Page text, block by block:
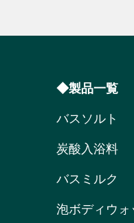
◆製品一覧
バスソルト
炭酸入浴料
バスミルク
泡ボディウォ